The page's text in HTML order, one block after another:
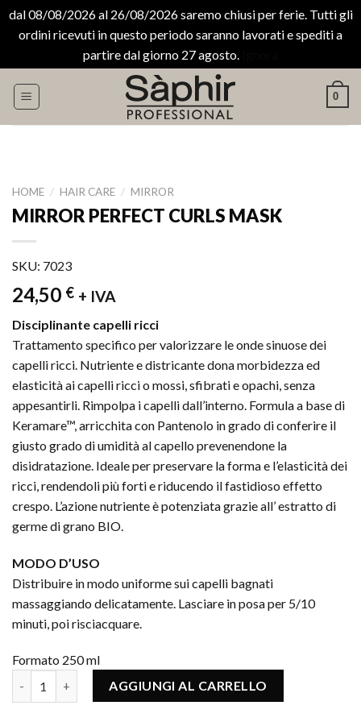
dal 08/08/2026 al 26/08/2026 saremo chiusi per ferie. Tutti gli
ordini ricevuti in questo periodo saranno lavorati e spediti a
partire dal giorno 27 agosto.
0
HOME / HAIR CARE / MIRROR
MIRROR PERFECT CURLS MASK
SKU: 7023
24,50 € + IVA
Disciplinante capelli ricci
Trattamento specifico per valorizzare le onde sinuose dei
capelli ricci. Nutriente e districante dona morbidezza ed
elasticità ai capelli ricci o mossi, sfibrati e opachi, senza
appesantirli. Rimpolpa i capelli dall’interno. Formula a base di
Keramare™, arricchita con Pantenolo in grado di conferire il
giusto grado di umidità al capello prevenendone la
disidratazione. Ideale per preservare la forma e l’elasticità dei
ricci, rendendoli più forti e riducendo il fastidioso effetto
crespo. L’azione nutriente è potenziata grazie all’ estratto di
germe di grano BIO.
MODO D’USO
Distribuire in modo uniforme sui capelli bagnati
massaggiando delicatamente. Lasciare in posa per 5/10
minuti, poi risciacquare.
Formato 250 ml
AGGIUNGI AL CARRELLO